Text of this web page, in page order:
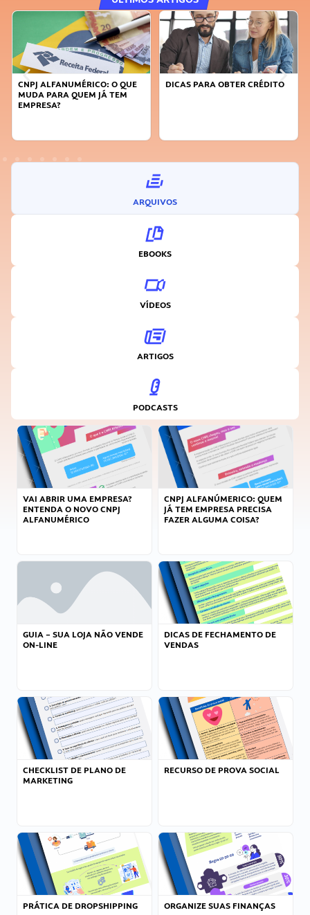
DICAS PARA OBTER CRÉDITO
FAÇA A DIFERENÇA: SEJA
ARQUIVOS
EBOOKS
VÍDEOS
ARTIGOS
PODCASTS
VAI ABRIR UMA EMPRESA?
ENTENDA O NOVO CNPJ
ALFANUMÉRICO
CNPJ ALFANÚMERICO: QUEM
JÁ TEM EMPRESA PRECISA
FAZER ALGUMA COISA?
GUIA – SUA LOJA NÃO VENDE
ON-LINE
DICAS DE FECHAMENTO DE
VENDAS
CHECKLIST DE PLANO DE
MARKETING
RECURSO DE PROVA SOCIAL
PRÁTICA DE DROPSHIPPING ORGANIZE SUAS FINANÇAS